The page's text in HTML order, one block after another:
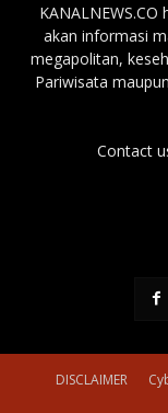
akan informasi
megapolitan,
Pariwisata
Contact
DISCLAIMER